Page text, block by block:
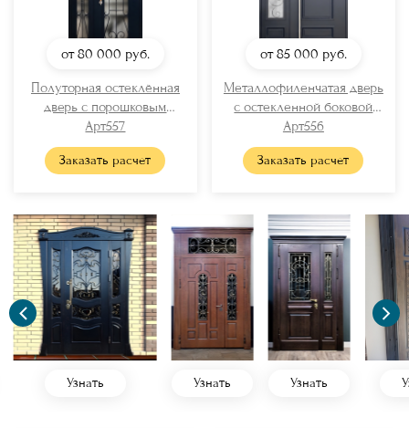
от 80 000 руб.
Полуторная остеклённая
дверь с порошковым
напылением и решётками
Арт557
Заказать расчет
от 85 000 руб.
Металлофиленчатая дверь
с остекленной боковой
вставкой и длинной
вертикальной ручкой
Арт556
Заказать расчет
Узнать Узнать Узнать